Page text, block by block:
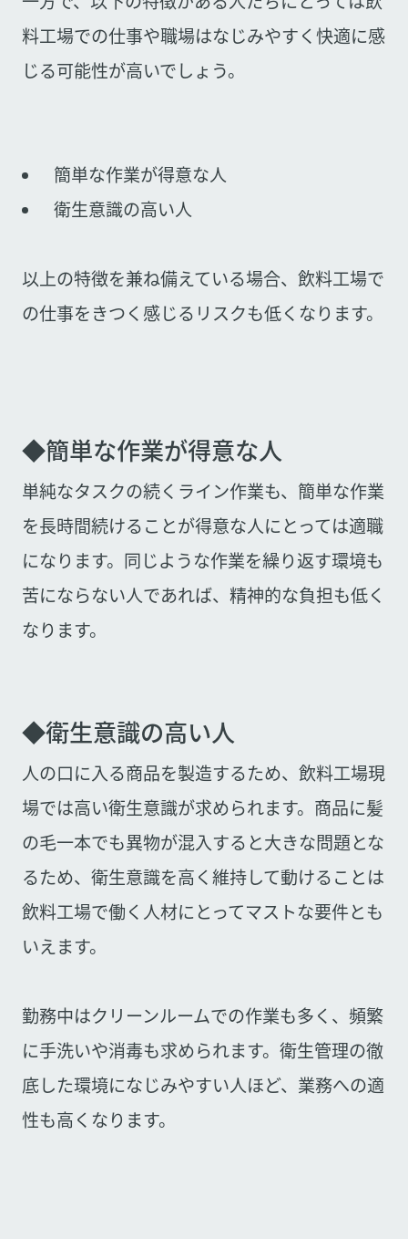
料工場での仕事や職場はなじみやすく快適に感
じる可能性が高いでしょう。
簡単な作業が得意な人
衛生意識の高い人
以上の特徴を兼ね備えている場合、飲料工場で
の仕事をきつく感じるリスクも低くなります。
◆簡単な作業が得意な人
単純なタスクの続くライン作業も、簡単な作業
を長時間続けることが得意な人にとっては適職
になります。同じような作業を繰り返す環境も
苦にならない人であれば、精神的な負担も低く
なります。
◆衛生意識の高い人
人の口に入る商品を製造するため、飲料工場現
場では高い衛生意識が求められます。商品に髪
の毛一本でも異物が混入すると大きな問題とな
るため、衛生意識を高く維持して動けることは
飲料工場で働く人材にとってマストな要件とも
いえます。
勤務中はクリーンルームでの作業も多く、頻繁
に手洗いや消毒も求められます。衛生管理の徹
底した環境になじみやすい人ほど、業務への適
性も高くなります。